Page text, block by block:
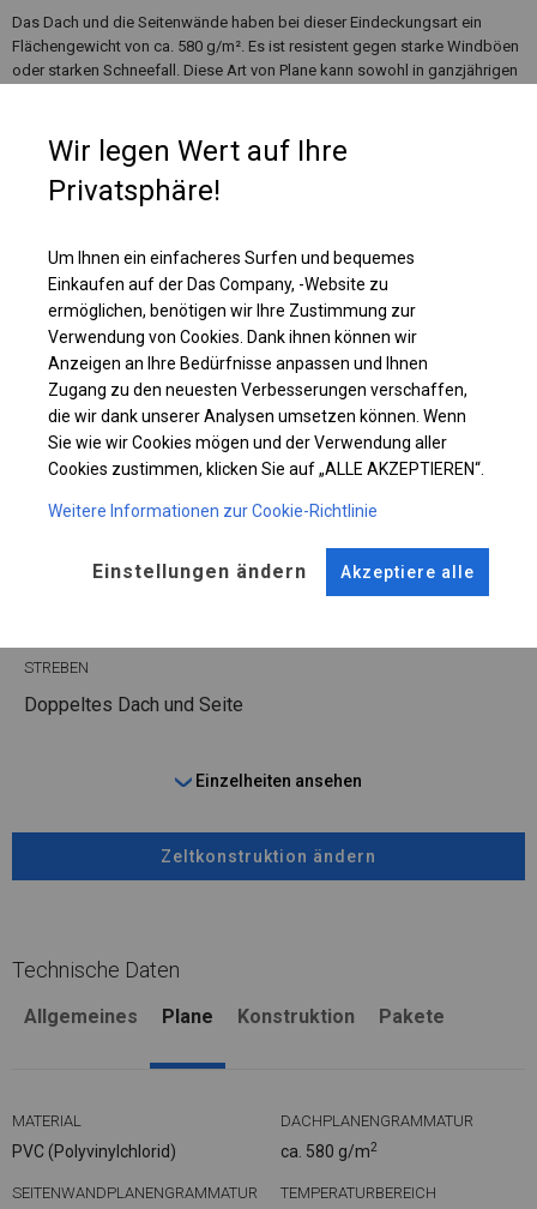
Das Dach und die Seitenwände haben bei dieser Eindeckungsart ein
Flächengewicht von ca. 580 g/m². Es ist resistent gegen starke Windböen
oder starken Schneefall. Diese Art von Plane kann sowohl in ganzjährigen
KONSTRUKTION
POLAR PLUS
STRINGS
STREBEN
Doppeltes Dach und Seite
Einzelheiten ansehen
Zeltkonstruktion ändern
Technische Daten
Allgemeines Plane Konstruktion Pakete
MATERIAL
PVC (Polyvinylchlorid)
DACHPLANENGRAMMATUR
ca. 580 g/m2
SEITENWANDPLANENGRAMMATUR TEMPERATURBEREICH
Wir legen Wert auf Ihre
Privatsphäre!
Um Ihnen ein einfacheres Surfen und bequemes
Einkaufen auf der Das Company, -Website zu
ermöglichen, benötigen wir Ihre Zustimmung zur
Verwendung von Cookies. Dank ihnen können wir
Anzeigen an Ihre Bedürfnisse anpassen und Ihnen
Zugang zu den neuesten Verbesserungen verschaffen,
die wir dank unserer Analysen umsetzen können. Wenn
Sie wie wir Cookies mögen und der Verwendung aller
Cookies zustimmen, klicken Sie auf „ALLE AKZEPTIEREN“.
Weitere Informationen zur Cookie-Richtlinie
Einstellungen ändern Akzeptiere alle